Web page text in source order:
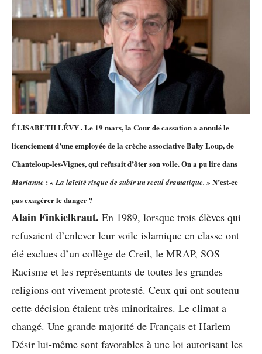
ÉLISABETH LÉVY . Le 19 mars, la Cour de cassation a annulé le
licenciement d’une employée de la crèche associative Baby Loup, de
Chanteloup-les-Vignes, qui refusait d’ôter son voile. On a pu lire dans
Marianne : « La laïcité risque de subir un reculdramatique. » N’est-ce
pas exagérer le danger ?
Alain Finkielkraut. En 1989, lorsque trois élèves qui
refusaient d’enlever leur voile islamique en classe ont
été exclues d’un collège de Creil, le MRAP, SOS
Racisme et les représentants de toutes les grandes
religions ont vivement protesté. Ceux qui ont soutenu
cette décision étaient très minoritaires. Le climat a
changé. Une grande majorité de Français et Harlem
Désir lui-même sont favorables à une loi autorisant les